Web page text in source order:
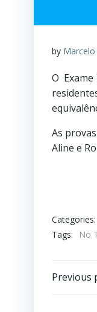
by
O
As
Aline e
Categories:
Tags:
No
Previous